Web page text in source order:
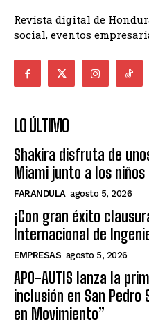
Revista digital de
social, eventos
LO ÚLTIMO
Shakira disfruta de
Miami junto a los
FARANDULA agosto 5, 2026
¡Con gran éxito
Internacional de
EMPRESAS agosto 5, 2026
APO-AUTIS lanza la
inclusión en San
en Movimiento”